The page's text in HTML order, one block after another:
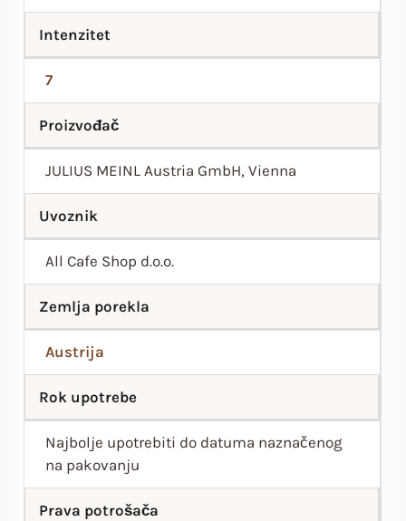
Intenzitet
7
Proizvođač
JULIUS MEINL Austria GmbH, Vienna
Uvoznik
All Cafe Shop d.o.o.
Zemlja porekla
Austrija
Rok upotrebe
Najbolje upotrebiti do datuma naznačenog
na pakovanju
Prava potrošača